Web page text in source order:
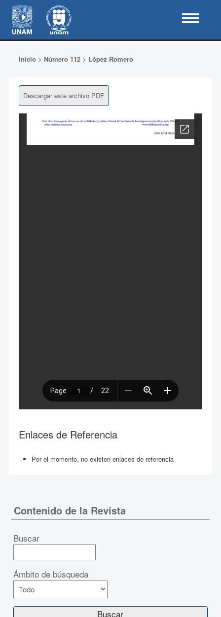
Inicio> Número 112> López Romero
Descargar este archivo PDF
Enlaces de Referencia
Por el momento, no existen enlaces de referencia
Contenido de la Revista
Buscar
Ámbito de búsqueda